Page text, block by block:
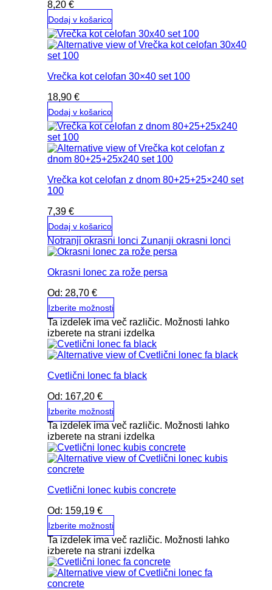
8,20 €
Dodaj v košarico
Vrečka kot celofan 30×40 set 100
18,90 €
Dodaj v košarico
Vrečka kot celofan z dnom 80+25+25×240 set
100
7,39 €
Dodaj v košarico
Notranji okrasni lonci Zunanji okrasni lonci
Okrasni lonec za rože persa
Od: 28,70 €
Izberite možnosti
Ta izdelek ima več različic. Možnosti lahko
izberete na strani izdelka
Cvetlični lonec fa black
Od: 167,20 €
Izberite možnosti
Ta izdelek ima več različic. Možnosti lahko
izberete na strani izdelka
Cvetlični lonec kubis concrete
Od: 159,19 €
Izberite možnosti
Ta izdelek ima več različic. Možnosti lahko
izberete na strani izdelka